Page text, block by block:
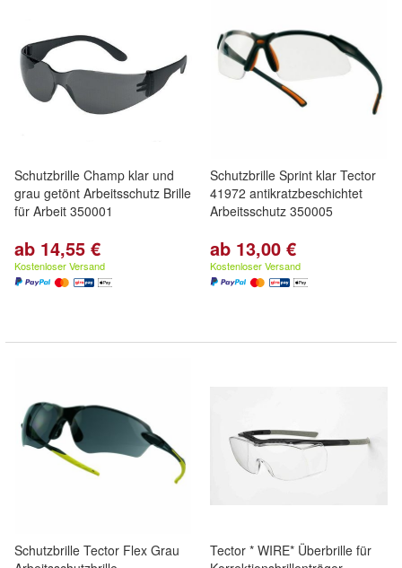
Schutzbrille Champ klar und
grau getönt Arbeitsschutz Brille
für Arbeit 350001
ab 14,55 €
Kostenloser Versand
Schutzbrille Sprint klar Tector
41972 antikratzbeschichtet
Arbeitsschutz 350005
ab 13,00 €
Kostenloser Versand
Schutzbrille Tector Flex Grau
Tector * WIRE* Überbrille für